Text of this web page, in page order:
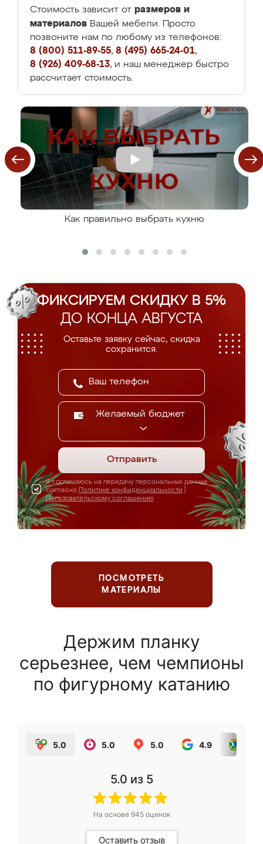
Стоимость зависит от размеров и
материалов Вашей мебели. Просто
позвоните нам по любому из телефонов:
8 (800) 511-89-55, 8 (495) 665-24-01,
8 (926) 409-68-13, и наш менеджер быстро
рассчитает стоимость.
Как правильно выбрать кухню
ФИКСИРУЕМ СКИДКУ В 5%
ДО КОНЦА АВГУСТА
Оставьте заявку сейчас, скидка
сохранится.
Желаемый бюджет
Отправить
Я соглашаюсь на передачу персональных данных
согласно Политике конфиденциальности
Пользовательскому соглашению
ПОСМОТРЕТЬ
МАТЕРИАЛЫ
Держим планку
серьезнее, чем чемпионы
по фигурному катанию
5.0 5.0 5.0 4.9
5.0 из 5
На основе 945оценок
Оставить отзыв